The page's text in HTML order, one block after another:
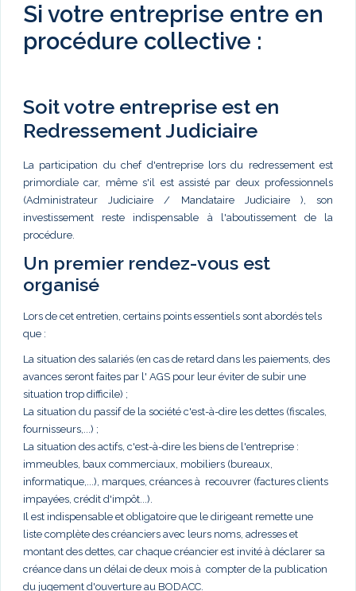
Si votre entreprise entre en
procédure collective :
Soit votre entreprise est en
Redressement Judiciaire
La participation du chef d'entreprise lors du redressement est
primordiale car, même s'il est assisté par deux professionnels
(Administrateur Judiciaire / Mandataire Judiciaire ), son
investissement reste indispensable à l'aboutissement de la
procédure.
Un premier rendez-vous est
organisé
Lors de cet entretien, certains points essentiels sont abordés tels
que :
La situation des salariés (en cas de retard dans les paiements, des
avances seront faites par l' AGS pour leur éviter de subir une
situation trop difficile) ;
La situation du passif de la société c'est-à-dire les dettes (fiscales,
fournisseurs,...) ;
La situation des actifs, c'est-à-dire les biens de l'entreprise :
immeubles, baux commerciaux, mobiliers (bureaux,
informatique,...), marques, créances à recouvrer (factures clients
impayées, crédit d'impôt...).
Il est indispensable et obligatoire que le dirigeant remette une
liste complète des créanciers avec leurs noms, adresses et
montant des dettes, car chaque créancier est invité à déclarer sa
créance dans un délai de deux mois à compter de la publication
du jugement d'ouverture au BODACC.